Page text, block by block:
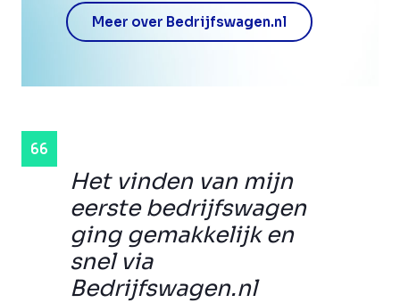
Het vinden van mijn
eerste bedrijfswagen
ging gemakkelijk en
snel via
Bedrijfswagen.nl
Meer over Bedrijfswagen.nl